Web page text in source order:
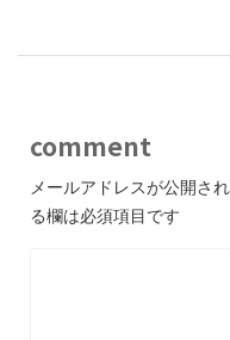
comment
メールアドレスが公開さ
る欄は必須項目です